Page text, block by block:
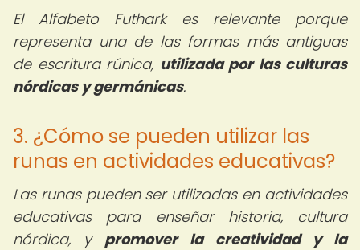
El Alfabeto Futhark es relevante porque
representa una de las formas más antiguas
de escritura rúnica, utilizada por las culturas
nórdicas y germánicas.
3. ¿Cómo se pueden utilizar las
runas en actividades educativas?
Las runas pueden ser utilizadas en actividades
educativas para enseñar historia, cultura
nórdica, y promover la creatividad y la